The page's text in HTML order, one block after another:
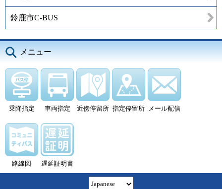
鈴鹿市C-BUS
メニュー
乗降指定 車両指定 近傍停留所 指定停留所 メール配信
路線図 遅延証明書